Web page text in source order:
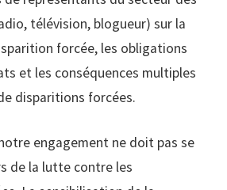
télévision, blogueur) sur la
forcée, les obligations
et les conséquences multiples
disparitions forcées.
engagement ne doit pas se
de la lutte contre les